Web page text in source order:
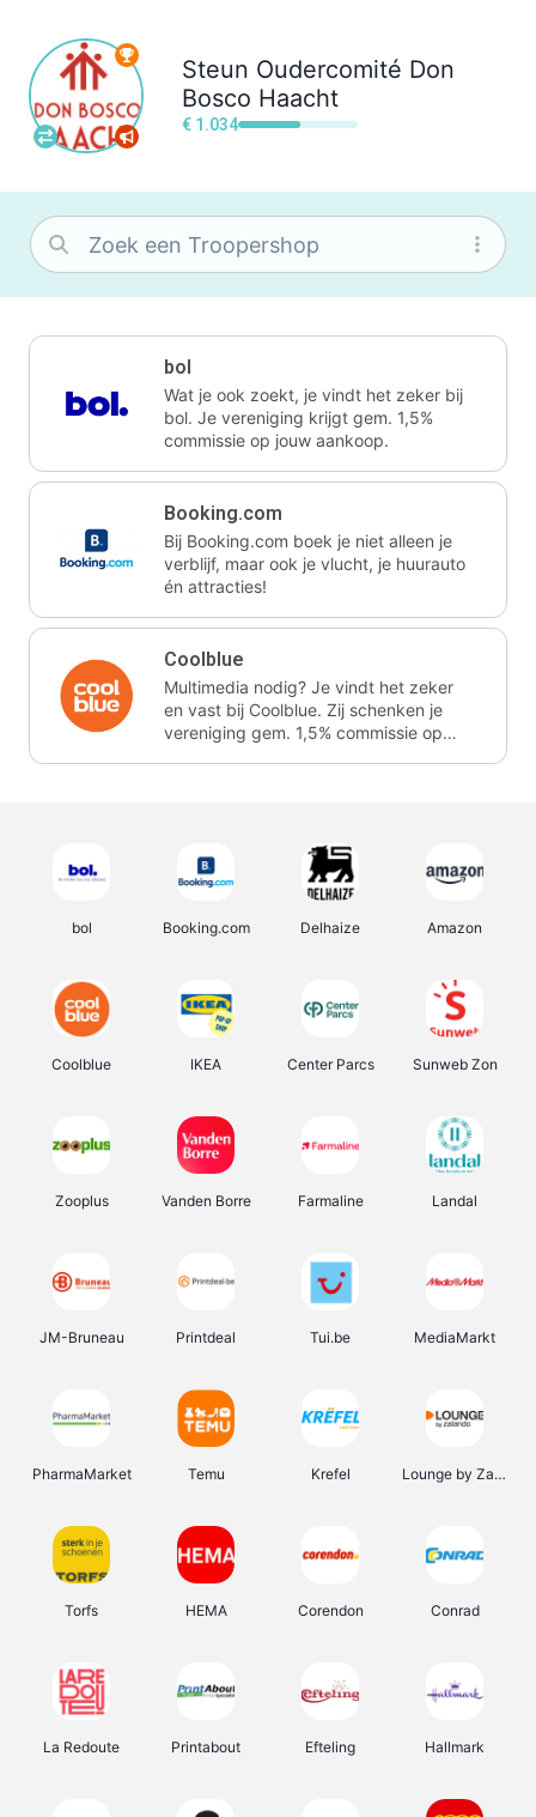
Steun Oudercomité Don
Bosco Haacht
€ 1.034
bol
Wat je ook zoekt, je vindt het zeker bij
bol. Je vereniging krijgt gem. 1,5%
commissie op jouw aankoop.
Booking.com
Bij Booking.com boek je niet alleen je
verblijf, maar ook je vlucht, je huurauto
én attracties!
Coolblue
Multimedia nodig? Je vindt het zeker
en vast bij Coolblue. Zij schenken je
vereniging gem. 1,5% commissie op
bol Booking.com Delhaize Amazon
Coolblue IKEA Center Parcs Sunweb Zon
Zooplus Vanden Borre Farmaline Landal
JM-Bruneau Printdeal Tui.be MediaMarkt
PharmaMarket Temu Krefel Lounge by Zalando
Torfs HEMA Corendon Conrad
La Redoute Printabout Efteling Hallmark